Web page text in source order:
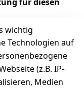
wichtig
Technologien auf
(z.B. IP-
Medien